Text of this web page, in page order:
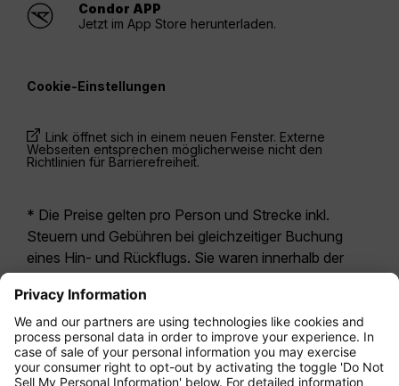
Condor APP
Jetzt im App Store herunterladen.
Cookie-Einstellungen
Link öffnet sich in einem neuen Fenster. Externe
Webseiten entsprechen möglicherweise nicht den
Richtlinien für Barrierefreiheit.
* Die Preise gelten pro Person und Strecke inkl.
Steuern und Gebühren bei gleichzeitiger Buchung
eines Hin- und Rückflugs. Sie waren innerhalb der
möglicherweise nicht mehr aktuell. Bei den für die
Economy Class angegebenen Tarifen handelt es
sich i.d.R. um Economy Zero, unsere restriktivste
Tarifoption. Es können hierfür zusätzliche Gebühren